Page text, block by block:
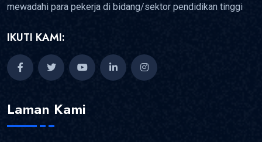
mewadahi para pekerja di bidang/sektor pendidikan tinggi
IKUTI KAMI:
Laman Kami